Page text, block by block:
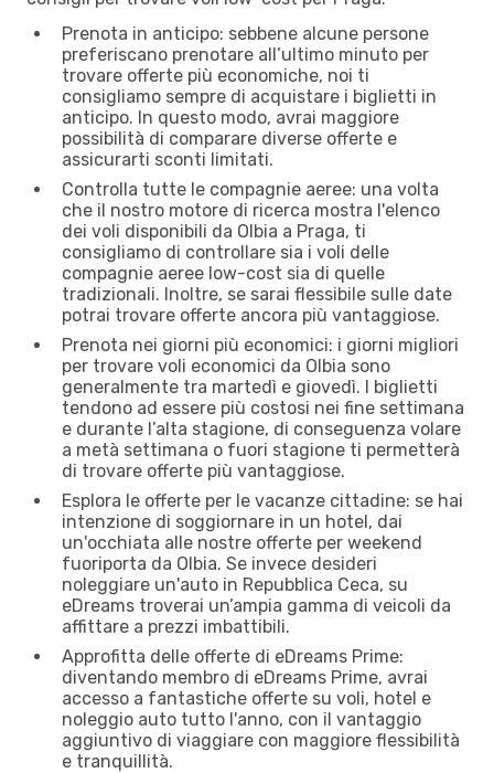
Prenota in anticipo: sebbene alcune persone
preferiscano prenotare all’ultimo minuto per
trovare offerte più economiche, noi ti
consigliamo sempre di acquistare i biglietti in
anticipo. In questo modo, avrai maggiore
possibilità di comparare diverse offerte e
assicurarti sconti limitati.
Controlla tutte le compagnie aeree: una volta
che il nostro motore di ricerca mostra l'elenco
dei voli disponibili da Olbia a Praga, ti
consigliamo di controllare sia i voli delle
compagnie aeree low-cost sia di quelle
tradizionali. Inoltre, se sarai flessibile sulle date
potrai trovare offerte ancora più vantaggiose.
Prenota nei giorni più economici: i giorni migliori
per trovare voli economici da Olbia sono
generalmente tra martedì e giovedì. I biglietti
tendono ad essere più costosi nei fine settimana
e durante l’alta stagione, di conseguenza volare
a metà settimana o fuori stagione ti permetterà
di trovare offerte più vantaggiose.
Esplora le offerte per le vacanze cittadine: se hai
intenzione di soggiornare in un hotel, dai
un'occhiata alle nostre offerte per weekend
fuoriporta da Olbia. Se invece desideri
noleggiare un'auto in Repubblica Ceca, su
eDreams troverai un’ampia gamma di veicoli da
affittare a prezzi imbattibili.
Approfitta delle offerte di eDreams Prime:
diventando membro di eDreams Prime, avrai
accesso a fantastiche offerte su voli, hotel e
noleggio auto tutto l'anno, con il vantaggio
aggiuntivo di viaggiare con maggiore flessibilità
e tranquillità.